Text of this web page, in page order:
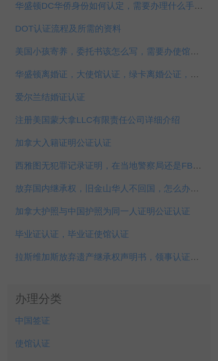
华盛顿DC华侨身份如何认定，需要办理什么手续？
DOT认证流程及所需的资料
美国小孩寄养，委托书该怎么写，需要办使馆认证吗？
华盛顿离婚证，大使馆认证，绿卡离婚公证，代办
爱尔兰结婚证认证
注册美国蒙大拿LLC有限责任公司详细介绍
加拿大入籍证明公证认证
西雅图无犯罪记录证明，在当地警察局还是FBI开具？
放弃国内继承权，旧金山华人不回国，怎么办理？
加拿大护照与中国护照为同一人证明公证认证
毕业证认证，毕业证使馆认证
拉斯维加斯放弃遗产继承权声明书，领事认证代办
办理分类
中国签证
使馆认证